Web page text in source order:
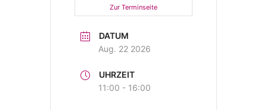
Zur Terminseite
DATUM
Aug. 22 2026
UHRZEIT
11:00 - 16:00